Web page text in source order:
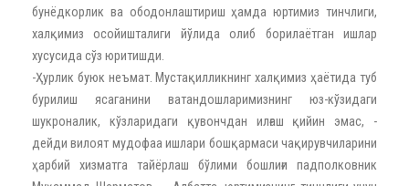
бунёдкорлик ва ободонлаштириш ҳамда юртимиз тинчлиги,
халқимиз осойишталиги йўлида олиб борилаётган ишлар
хусусида сўз юритишди.
-Ҳурлик буюк неъмат. Мустақилликнинг халқимиз ҳаётида туб
бурилиш ясаганини ватандошларимизнинг юз-кўзидаги
шукроналик, кўзларидаги қувончдан илғаш қийин эмас, -
дейди вилоят мудофаа ишлари бошқармаси чақирувчиларини
ҳарбий хизматга тайёрлаш бўлими бошлиғи падполковник